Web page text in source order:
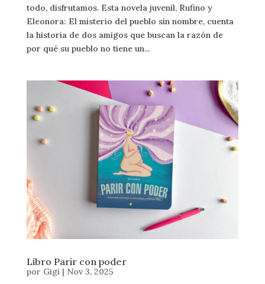
todo, disfrutamos. Esta novela juvenil, Rufino y
Eleonora: El misterio del pueblo sin nombre, cuenta
la historia de dos amigos que buscan la razón de
por qué su pueblo no tiene un...
Libro Parir con poder
por Gigi| Nov 3, 2025